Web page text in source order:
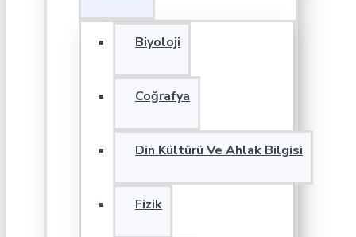
Biyoloji
Coğrafya
Din Kültürü Ve Ahlak Bilgisi
Fizik